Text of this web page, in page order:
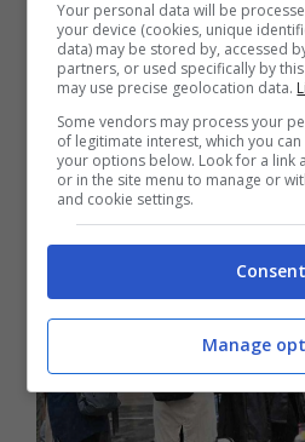
mentre continueranno gli
Nord, specie settore
sottolinea Tedici.
anche notizie tutto
del weekend.
Your personal data will be
your device (cookies, unique
data) may be stored by, accessed
partners, or used specifically by
may use precise geolocation data.
Some vendors may process your
of legitimate interest, which you
your options below. Look for a link
or in the site menu to manage or
and cookie settings.
Consent
Manage